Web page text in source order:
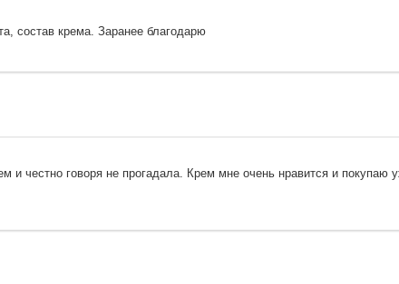
состав крема. Заранее благодарю
и честно говоря не прогадала. Крем мне очень нравится и